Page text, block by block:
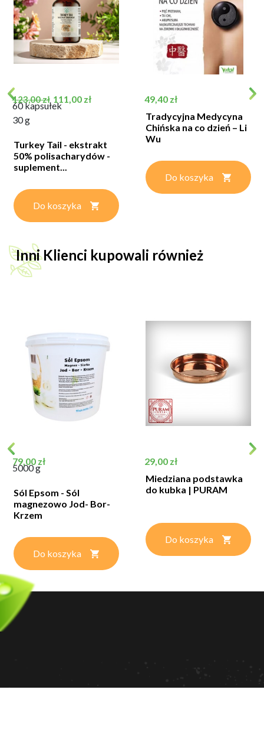
Cena podstawowa
123,00 zł Cena
111,00 zł
60 kapsułek
30 g
Turkey Tail - ekstrakt
50% polisacharydów -
suplement...
Do koszyka
Cena
49,40 zł
Tradycyjna Medycyna
Chińska na co dzień – Li
Wu
Do koszyka
Inni Klienci kupowali również
Cena
79,00 zł
5000 g
Sól Epsom - Sól
magnezowo Jod- Bor-
Krzem
Do koszyka
Cena
29,00 zł
Miedziana podstawka
do kubka | PURAM
Do koszyka